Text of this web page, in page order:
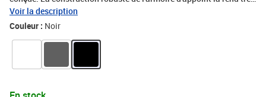
durable. De plus, la table de chevet est équipée de trois tiroirs qui
offrent suffisamment d'espace de rangement pour garder les
est requisAVERTISSEMENT: Afin d'éviter qu'il ne bascule, ce
Voir la description
Couleur : Noir